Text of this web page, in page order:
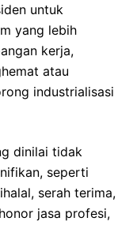
untuk
yang lebih
kerja,
atau
industrialisasi
dinilai tidak
seperti
serah terima,
jasa profesi,